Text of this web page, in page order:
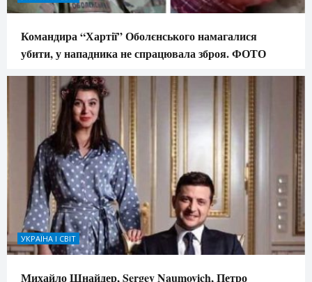
Командира “Хартії” Оболєнського намагалися
убити, у нападника не спрацювала зброя. ФОТО
УКРАЇНА І СВІТ
Михайло Шнайдер, Sergey Naumovich, Петро